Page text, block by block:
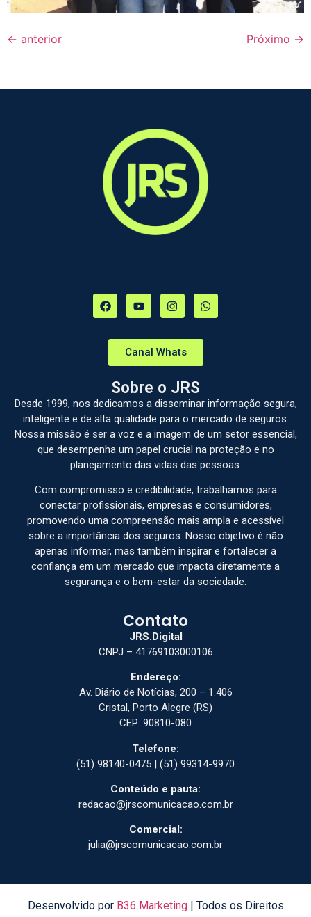
← anterior Próximo →
Canal Whats
Sobre o JRS
Desde 1999, nos dedicamos a disseminar informação segura,
inteligente e de alta qualidade para o mercado de seguros.
Nossa missão é ser a voz e a imagem de um setor essencial,
que desempenha um papel crucial na proteção e no
planejamento das vidas das pessoas.
Com compromisso e credibilidade, trabalhamos para
conectar profissionais, empresas e consumidores,
promovendo uma compreensão mais ampla e acessível
sobre a importância dos seguros. Nosso objetivo é não
apenas informar, mas também inspirar e fortalecer a
confiança em um mercado que impacta diretamente a
segurança e o bem-estar da sociedade.
Contato
JRS.Digital
CNPJ – 41769103000106
Endereço:
Av. Diário de Notícias, 200 – 1.406
Cristal, Porto Alegre (RS)
CEP: 90810-080
Telefone:
(51) 98140-0475 | (51) 99314-9970
Conteúdo e pauta:
redacao@jrscomunicacao.com.br
Comercial:
julia@jrscomunicacao.com.br
Desenvolvido por B36 Marketing| Todos os Direitos